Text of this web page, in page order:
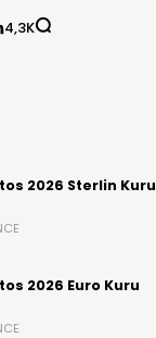
4,3K
2026 Sterlin Kuru
2026 Euro Kuru